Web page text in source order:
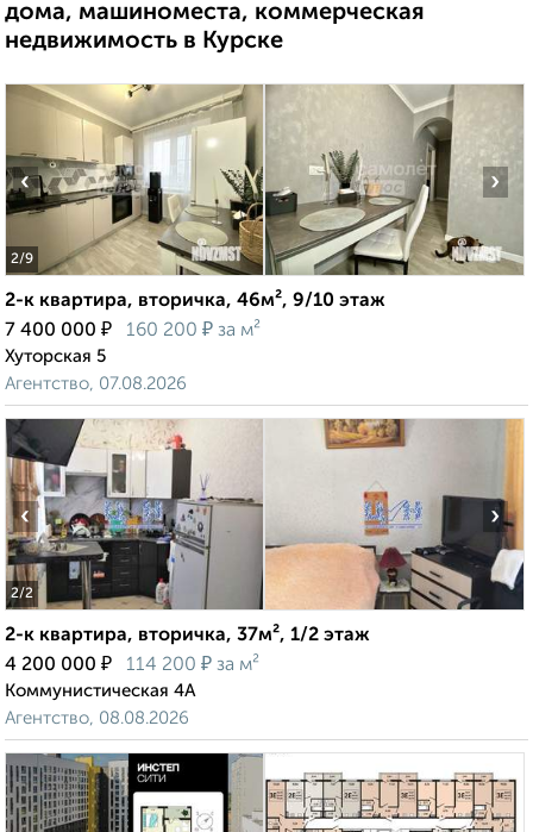
дома, машиноместа, коммерческая
недвижимость в Курске
2/9
‹ ›
2-к квартира, вторичка, 46м², 9/10 этаж
7 400 000 ₽ 160 200 ₽ за м²
Хуторская 5
Агентство, 07.08.2026
2/2
‹ ›
2-к квартира, вторичка, 37м², 1/2 этаж
4 200 000 ₽ 114 200 ₽ за м²
Коммунистическая 4А
Агентство, 08.08.2026